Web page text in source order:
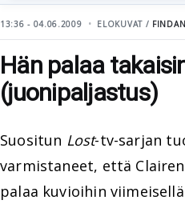
13:36 - 04.06.2009 ELOKUVAT /
Hän palaa
(juonipaljastus)
Suositun Lost-tv-sarjan
varmistaneet, että
palaa kuvioihin